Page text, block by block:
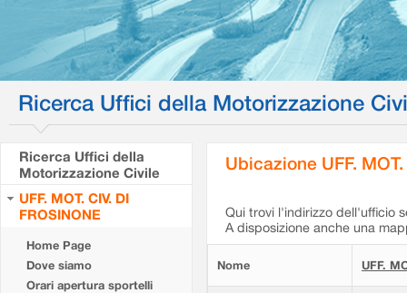
Ricerca Uffici della Motorizzazione
Ricerca Uffici della
Motorizzazione Civile
UFF. MOT. CIV. DI
FROSINONE
Home Page
Dove siamo
Orari apertura sportelli
Ubicazione UFF.
Qui trovi l'indirizzo dell'ufficio
A disposizione anche una
Nome UFF.